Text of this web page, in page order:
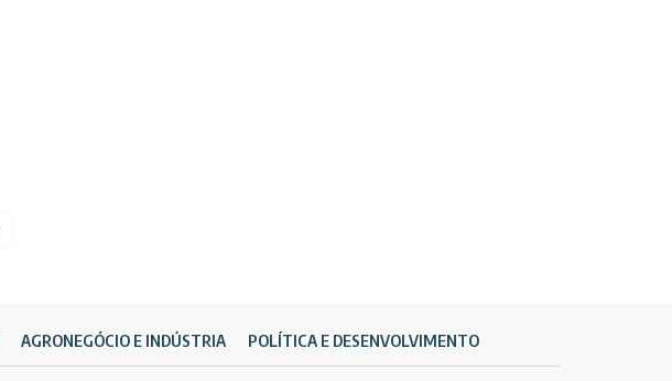
AGRONEGÓCIO E INDÚSTRIA POLÍTICA E DESENVOLVIMENTO